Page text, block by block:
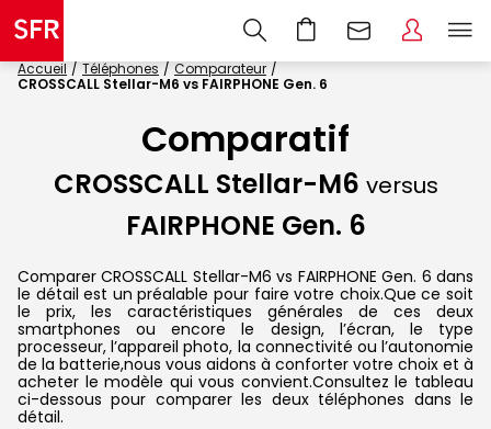
Accueil Téléphones
Comparateur
CROSSCALL Stellar-M6 vs FAIRPHONE Gen. 6
Comparatif
CROSSCALL Stellar-M6 versus
FAIRPHONE Gen. 6
Comparer CROSSCALL Stellar-M6 vs FAIRPHONE Gen. 6 dans
le détail est un préalable pour faire votre choix.Que ce soit
le prix, les caractéristiques générales de ces deux
smartphones ou encore le design, l’écran, le type
processeur, l’appareil photo, la connectivité ou l’autonomie
de la batterie,nous vous aidons à conforter votre choix et à
acheter le modèle qui vous convient.Consultez le tableau
ci-dessous pour comparer les deux téléphones dans le
détail.